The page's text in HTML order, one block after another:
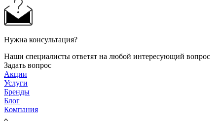
Нужна консультация?
Наши специалисты ответят на любой интересующий вопрос
Задать вопрос
Акции
Услуги
Бренды
Блог
Компания